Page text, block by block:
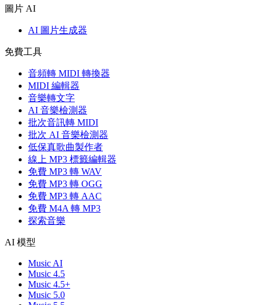
圖片 AI
AI 圖片生成器
免費工具
音頻轉 MIDI 轉換器
MIDI 編輯器
音樂轉文字
AI 音樂檢測器
批次音訊轉 MIDI
批次 AI 音樂檢測器
低保真歌曲製作者
線上 MP3 標籤編輯器
免費 MP3 轉 WAV
免費 MP3 轉 OGG
免費 MP3 轉 AAC
免費 M4A 轉 MP3
探索音樂
AI 模型
Music AI
Music 4.5
Music 4.5+
Music 5.0